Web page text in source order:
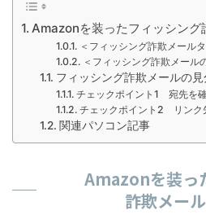
Amazonを装ったフィッシング
＜フィッシング詐欺メール
＜フィッシング詐欺メール
フィッシング詐欺メールの見
チェックポイント1 宛先を
チェックポイント2 リンク
関連パソコン記事
Amazonを装っ
詐欺メール